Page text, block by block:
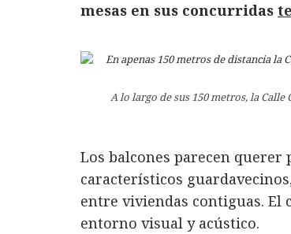
mesas en sus concurridas
A lo largo de sus 150 metros, la
Los balcones parecen
característicos
entre viviendas contiguas. El
entorno visual y acústico.